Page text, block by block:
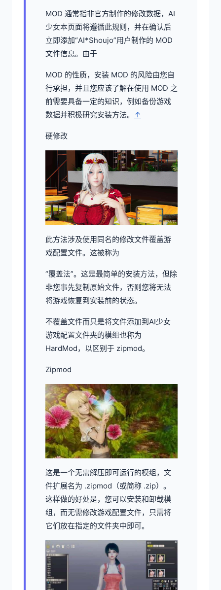
MOD 通常指非官方制作的修改数据，AI
少女本页面将遵循此规则，并在确认后
立即添加“AI*Shoujo”用户制作的 MOD
文件信息。由于
MOD 的性质，安装 MOD 的风险由您自
行承担，并且您应该了解在使用 MOD 之
前需要具备一定的知识，例如备份游戏
数据并积极研究安装方法。 ↑
硬修改
此方法涉及使用同名的修改文件覆盖游
戏配置文件。这被称为
“覆盖法”。这是最简单的安装方法，但除
非您事先复制原始文件，否则您将无法
将游戏恢复到安装前的状态。
不覆盖文件而只是将文件添加到AI少女
游戏配置文件夹的模组也称为
HardMod，以区别于 zipmod。
Zipmod
这是一个无需解压即可运行的模组，文
件扩展名为 .zipmod（或简称 .zip）。
这样做的好处是，您可以安装和卸载模
组，而无需修改游戏配置文件，只需将
它们放在指定的文件夹中即可。